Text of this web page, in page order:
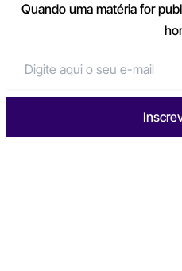
Quando uma matéria for